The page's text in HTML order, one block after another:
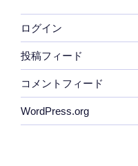
ログイン
投稿フィード
コメントフィード
WordPress.org